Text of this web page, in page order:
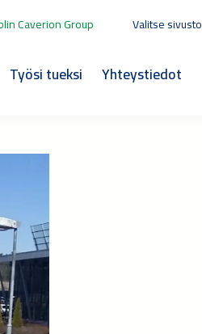
Caverion Group Valitse sivusto
Työsi tueksi Yhteystiedot